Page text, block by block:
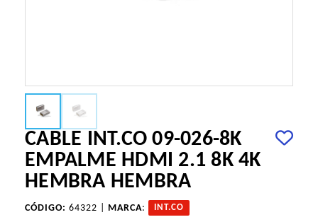
CABLE INT.CO 09-026-8K
EMPALME HDMI 2.1 8K 4K
HEMBRA HEMBRA
CÓDIGO: 64322 | MARCA: INT.CO